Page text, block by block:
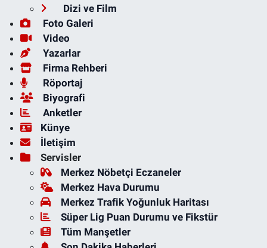
Dizi ve Film
Foto Galeri
Video
Yazarlar
Firma Rehberi
Röportaj
Biyografi
Anketler
Künye
İletişim
Servisler
Merkez Nöbetçi Eczaneler
Merkez Hava Durumu
Merkez Trafik Yoğunluk Haritası
Süper Lig Puan Durumu ve Fikstür
Tüm Manşetler